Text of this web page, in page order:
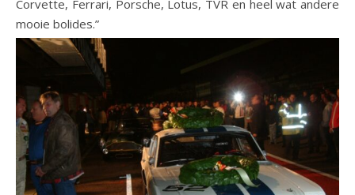
Corvette, Ferrari, Porsche, Lotus, TVR en heel wat andere
mooie bolides.”